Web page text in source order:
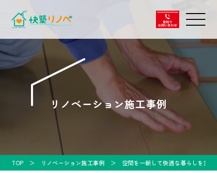
リノベーション施工事例
TOP リノベーション施工事例 空間を一新して快適な暮らしを実現